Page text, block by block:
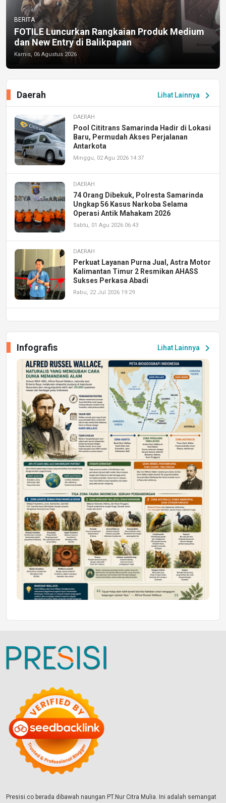
BERITA
FOTILE Luncurkan Rangkaian Produk Medium
dan New Entry di Balikpapan
Kamis, 06 Agustus 2026
Lihat Lainnya chevron_right
Daerah
DAERAH
Pool Cititrans Samarinda Hadir di Lokasi
Baru, Permudah Akses Perjalanan
Antarkota
Minggu, 02 Agu 2026 14:37
DAERAH
74 Orang Dibekuk, Polresta Samarinda
Ungkap 56 Kasus Narkoba Selama
Operasi Antik Mahakam 2026
Sabtu, 01 Agu 2026 06:43
DAERAH
Perkuat Layanan Purna Jual, Astra Motor
Kalimantan Timur 2 Resmikan AHASS
Sukses Perkasa Abadi
Rabu, 22 Jul 2026 19:29
Peluang Kerja dan Magang
Jumat, 17 Jul 2026 22:30
DAERAH
Astra Motor Kalimantan Timur 2 Dukung
Mahasiswa Samarinda dalam Astra
Honda SDGs Future Leaders 2026
Jumat, 10 Jul 2026 19:01
Lihat Lainnya chevron_right
Infografis
Presisi.co berada dibawah naungan PT.Nur Citra Mulia. Ini adalah semangat